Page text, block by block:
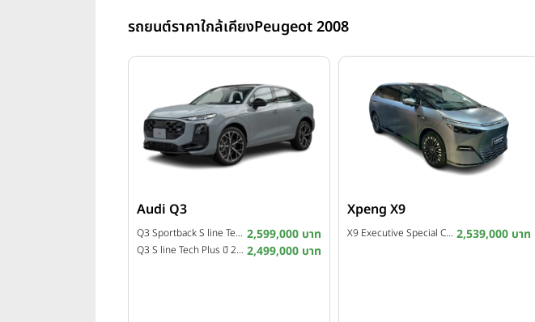
รถยนต์ราคาใกล้เคียงPeugeot 2008
Audi Q3
Q3 Sportback S line Tech Plus ปี 2026 2,599,000 บาท
Q3 S line Tech Plus ปี 2026 2,499,000 บาท
Xpeng X9
X9 Executive Special Color Edition ปี 2026 2,539,000 บาท